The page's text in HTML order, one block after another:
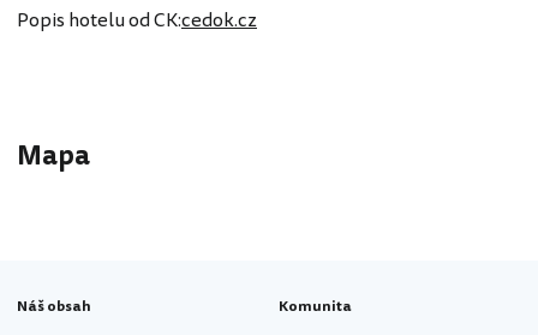
Popis hotelu od CK:cedok.cz
Mapa
Náš obsah Komunita